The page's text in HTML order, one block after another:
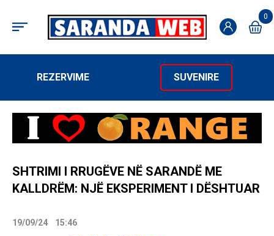
0
REZERVIME SUVENIRE
SHTRIMI I RRUGËVE NË SARANDË ME
KALLDRËM: NJË EKSPERIMENT I DËSHTUAR
19/09/24 15:46